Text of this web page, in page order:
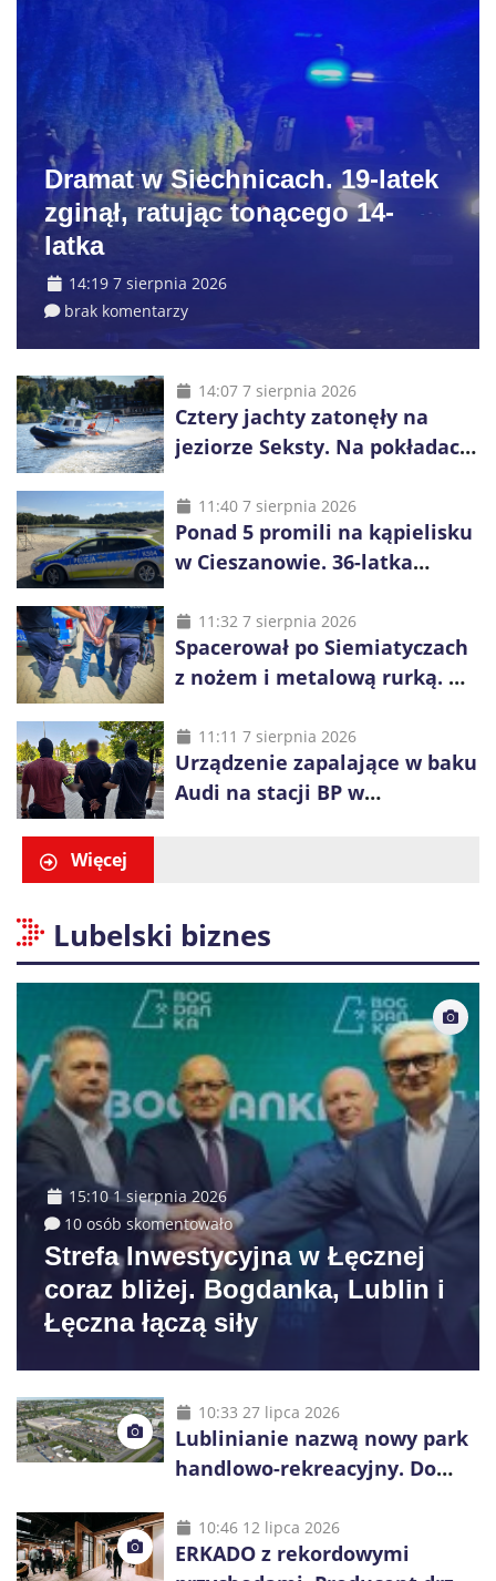
Dramat w Siechnicach. 19-latek
zginął, ratując tonącego 14-
latka
14:19 7 sierpnia 2026
brak komentarzy
14:07 7 sierpnia 2026
Cztery jachty zatonęły na
jeziorze Seksty. Na pokładach
małoletnich
11:40 7 sierpnia 2026
Ponad 5 promili na kąpielisku
w Cieszanowie. 36-latka
z wody
11:32 7 sierpnia 2026
Spacerował po Siemiatyczach
z nożem i metalową rurką. W
alkohol i perfumy
11:11 7 sierpnia 2026
Urządzenie zapalające w baku
Audi na stacji BP w
Więcej
Lubelski biznes
15:10 1 sierpnia 2026
10 osób skomentowało
Strefa Inwestycyjna w Łęcznej
coraz bliżej. Bogdanka, Lublin i
Łęczna łączą siły
10:33 27 lipca 2026
Lublinianie nazwą nowy park
handlowo-rekreacyjny. Do
10:46 12 lipca 2026
ERKADO z rekordowymi